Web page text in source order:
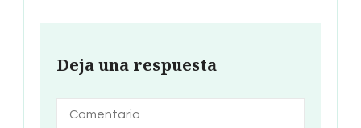
Deja una respuesta